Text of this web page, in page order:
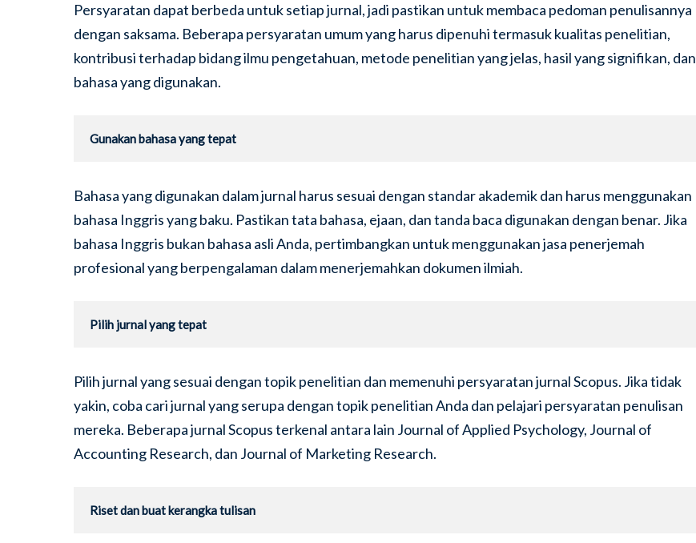
Persyaratan dapat berbeda untuk setiap jurnal, jadi pastikan untuk membaca pedoman penulisannya
dengan saksama. Beberapa persyaratan umum yang harus dipenuhi termasuk kualitas penelitian,
kontribusi terhadap bidang ilmu pengetahuan, metode penelitian yang jelas, hasil yang signifikan, dan
bahasa yang digunakan.
Gunakan bahasa yang tepat
Bahasa yang digunakan dalam jurnal harus sesuai dengan standar akademik dan harus menggunakan
bahasa Inggris yang baku. Pastikan tata bahasa, ejaan, dan tanda baca digunakan dengan benar. Jika
bahasa Inggris bukan bahasa asli Anda, pertimbangkan untuk menggunakan jasa penerjemah
profesional yang berpengalaman dalam menerjemahkan dokumen ilmiah.
Pilih jurnal yang tepat
Pilih jurnal yang sesuai dengan topik penelitian dan memenuhi persyaratan jurnal Scopus. Jika tidak
yakin, coba cari jurnal yang serupa dengan topik penelitian Anda dan pelajari persyaratan penulisan
mereka. Beberapa jurnal Scopus terkenal antara lain Journal of Applied Psychology, Journal of
Accounting Research, dan Journal of Marketing Research.
Riset dan buat kerangka tulisan